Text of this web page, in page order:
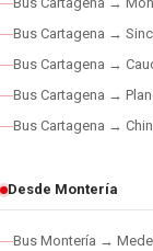
Bus Cartagena →
Bus Cartagena →
Bus Cartagena →
Bus Cartagena →
Desde Montería
Bus Montería →